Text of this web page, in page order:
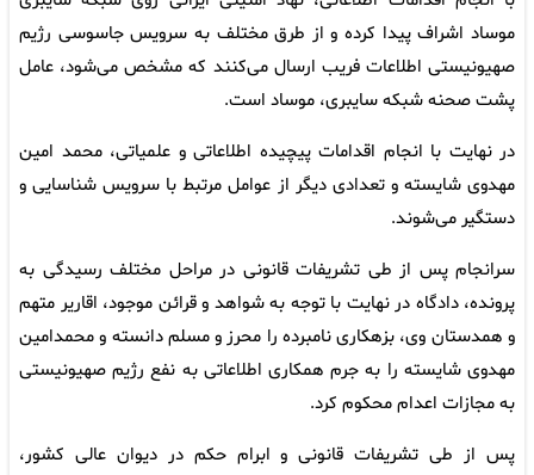
موساد اشراف پیدا کرده و از طرق مختلف به سرویس جاسوسی رژیم
صهیونیستی اطلاعات فریب ارسال می‌کنند که مشخص می‌شود، عامل
پشت صحنه شبکه سایبری، موساد است.
در نهایت با انجام اقدامات پیچیده اطلاعاتی و علمیاتی، محمد امین
مهدوی شایسته و تعدادی دیگر از عوامل مرتبط با سرویس شناسایی و
دستگیر می‌شوند.
سرانجام پس از طی تشریفات قانونی در مراحل مختلف رسیدگی به
پرونده، دادگاه در نهایت با توجه به شواهد و قرائن موجود، اقاریر متهم
و همدستان وی، بزهکاری نامبرده را محرز و مسلم دانسته و محمدامین
مهدوی شایسته را به جرم همکاری اطلاعاتی به نفع رژیم صهیونیستی
به مجازات اعدام محکوم کرد.
پس از طی تشریفات قانونی و ابرام حکم در دیوان عالی کشور،